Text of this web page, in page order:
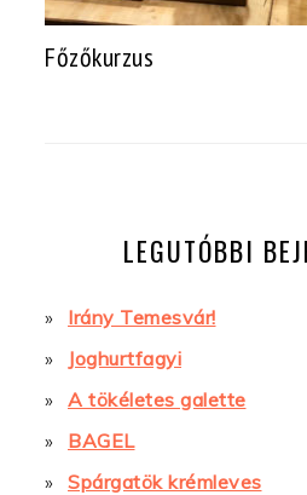
Főzőkurzus
LEGUTÓBBI
Irány Temesvár!
Joghurtfagyi
A tökéletes galette
BAGEL
Spárgatök krémleves